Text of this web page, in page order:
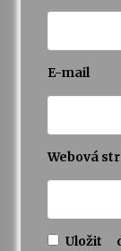
E-mail
Webová
Uložit